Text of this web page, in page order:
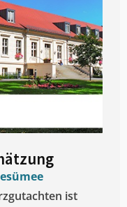
ist